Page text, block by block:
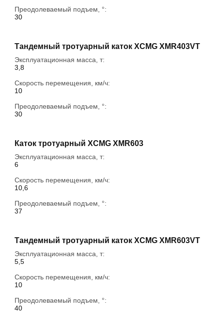
Преодолеваемый подъем, °:
30
Тандемный тротуарный каток XCMG XMR403VT
Эксплуатационная масса, т:
3,8
Скорость перемещения, км/ч:
10
Преодолеваемый подъем, °:
30
Каток тротуарный XCMG XMR603
Эксплуатационная масса, т:
6
Скорость перемещения, км/ч:
10,6
Преодолеваемый подъем, °:
37
Тандемный тротуарный каток XCMG XMR603VT
Эксплуатационная масса, т:
5,5
Скорость перемещения, км/ч:
10
Преодолеваемый подъем, °:
40